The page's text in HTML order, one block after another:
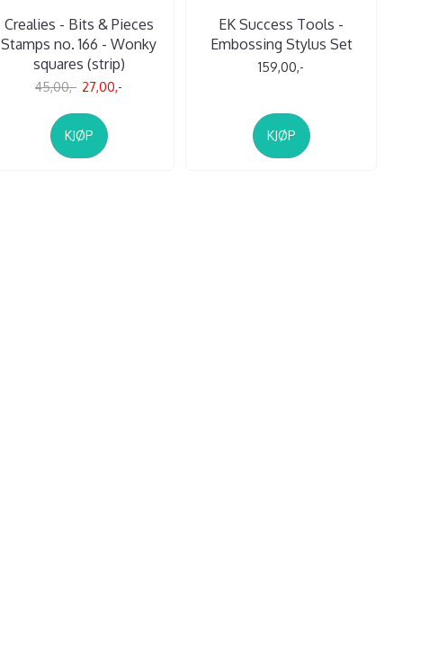
Crealies - Bits & Pieces
Stamps no. 166 - Wonky
squares (strip)
45,00,- 27,00,-
KJØP
EK Success Tools -
Embossing Stylus Set
159,00,-
KJØP